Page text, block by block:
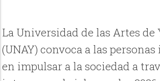
La Universidad de las Artes de
(UNAY) convoca a las
en impulsar a la sociedad a